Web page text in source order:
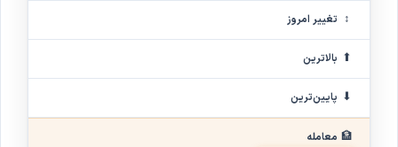
↕ تغییر امروز
⬆ بالاترین
⬇ پایین‌ترین
🏦 معامله